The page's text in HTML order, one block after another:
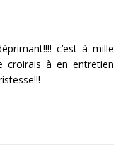
c’est à mille
croirais à en entretien